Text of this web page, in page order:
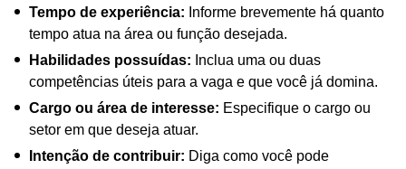
Tempo de experiência: Informe brevemente há quanto
tempo atua na área ou função desejada.
Habilidades possuídas: Inclua uma ou duas
competências úteis para a vaga e que você já domina.
Cargo ou área de interesse: Especifique o cargo ou
setor em que deseja atuar.
Intenção de contribuir: Diga como você pode